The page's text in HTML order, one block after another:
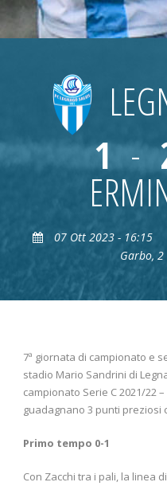
1 -
07 Ott 2023 - 16:15
Garbo, 2
7ª giornata di campionato e
stadio Mario Sandrini di
campionato Serie C 2021/22
guadagnano 3 punti preziosi
Primo tempo 0-1
Con Zacchi tra i pali, la linea